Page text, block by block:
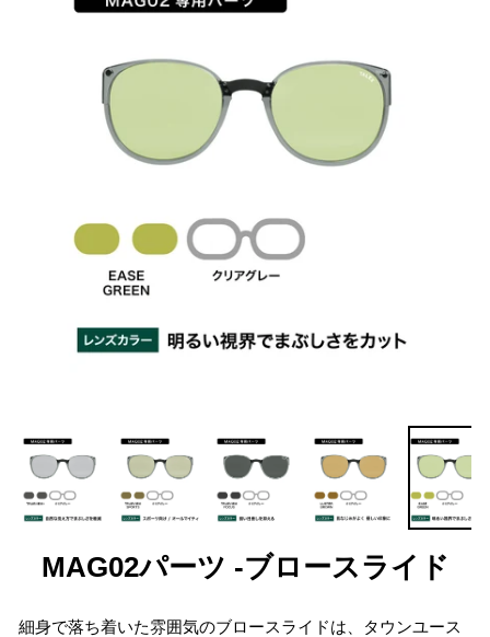
MAG02パーツ -ブロースライド
細身で落ち着いた雰囲気のブロースライドは、タウンユース